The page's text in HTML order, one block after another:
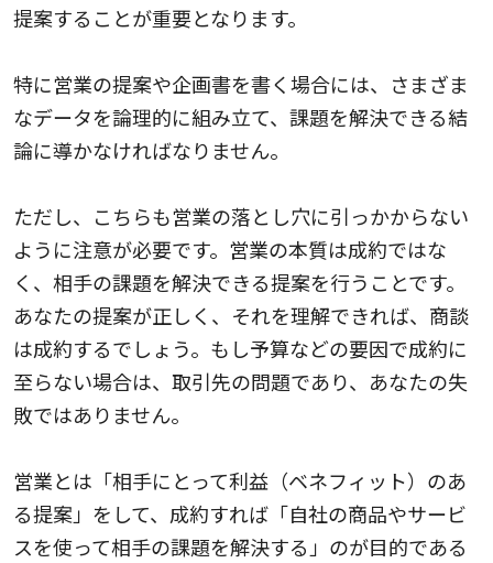
提案することが重要となります。
特に営業の提案や企画書を書く場合には、さまざま
なデータを論理的に組み立て、課題を解決できる結
論に導かなければなりません。
ただし、こちらも営業の落とし穴に引っかからない
ように注意が必要です。営業の本質は成約ではな
く、相手の課題を解決できる提案を行うことです。
あなたの提案が正しく、それを理解できれば、商談
は成約するでしょう。もし予算などの要因で成約に
至らない場合は、取引先の問題であり、あなたの失
敗ではありません。
営業とは「相手にとって利益（ベネフィット）のあ
る提案」をして、成約すれば「自社の商品やサービ
スを使って相手の課題を解決する」のが目的である